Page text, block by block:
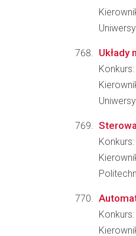
Konkurs:
Konkurs:
Konkurs: